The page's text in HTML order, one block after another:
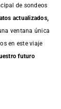
de sondeos
actualizados,
ventana única
en este viaje
futuro